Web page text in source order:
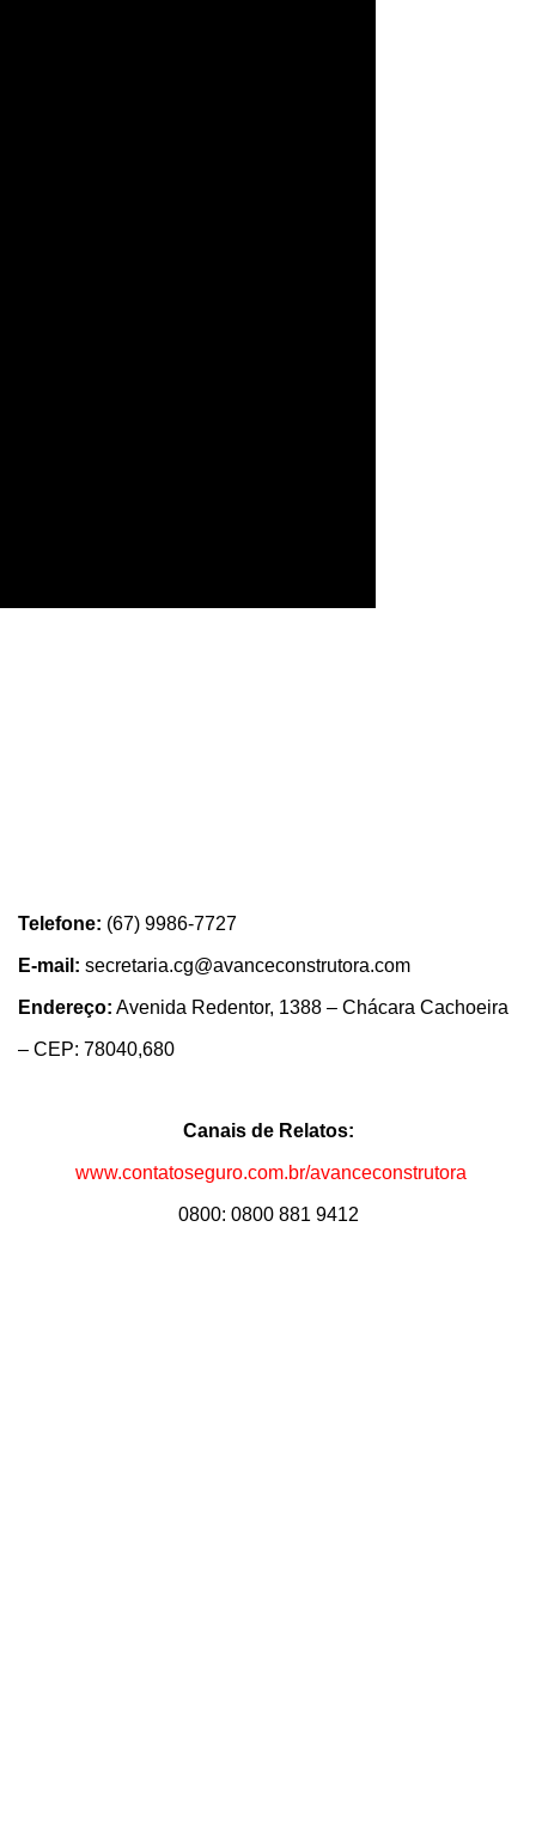
Telefone: (67) 9986-7727
E-mail: secretaria.cg@avanceconstrutora.com
Endereço: Avenida Redentor, 1388 – Chácara Cachoeira
– CEP: 78040,680
Canais de Relatos:
www.contatoseguro.com.br/avanceconstrutora
0800: 0800 881 9412